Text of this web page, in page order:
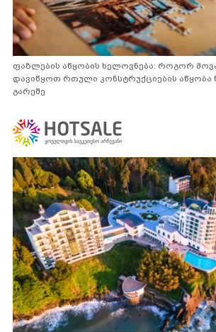
ფაზლების აწყობის ხელოვნება: როგორ
დავიწყოთ რთული კონსტრუქციების აწყობა
გარეშე